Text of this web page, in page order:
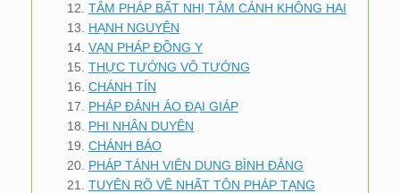
TÂM PHÁP BẤT NHỊ TÂM CẢNH KHÔNG HAI
HẠNH NGUYỆN
VẠN PHÁP ĐỒNG Y
THỰC TƯỚNG VÔ TƯỚNG
CHÁNH TÍN
PHÁP ĐẢNH ÁO ĐẠI GIÁP
PHI NHÂN DUYÊN
CHÁNH BÁO
PHÁP TÁNH VIÊN DUNG BÌNH ĐẲNG
TUYÊN RÕ VỀ NHẤT TÔN PHÁP TẠNG